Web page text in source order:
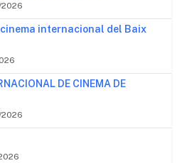
2026
cinema internacional del Baix
DE CINEMA DE
2026